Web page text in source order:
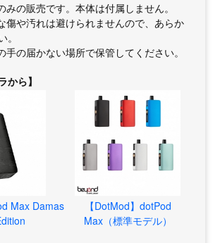
の販売です。本体は付属しません。
傷や汚れは避けられませんので、あらか
の届かない場所で保管してください。
から】
Max Damas
【DotMod】dotPod
Max（標準モデル）